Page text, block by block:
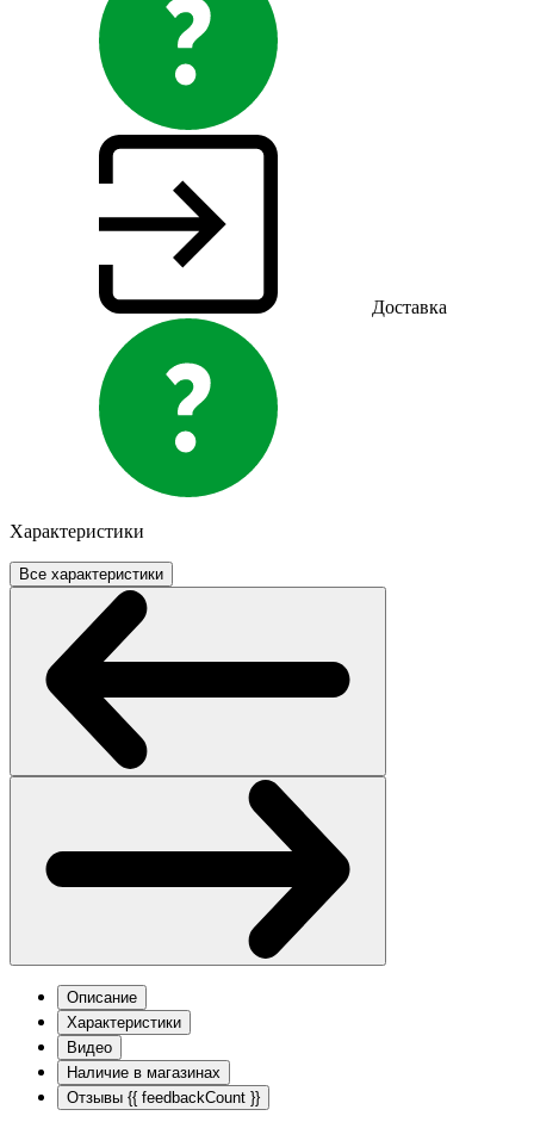
Доставка
Характеристики
Все характеристики
Описание
Характеристики
Видео
Наличие в магазинах
Отзывы {{ feedbackCount }}